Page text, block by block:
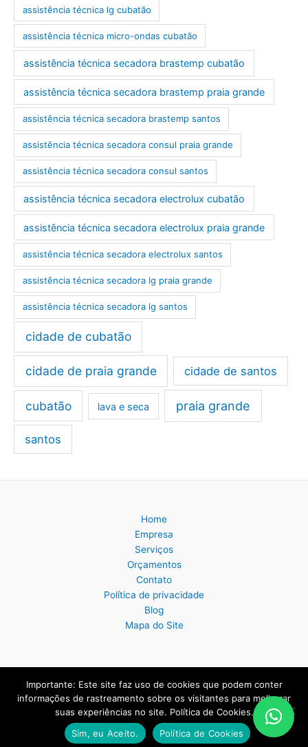
assistência técnica lg cubatão
assistência técnica micro-ondas cubatão
assistência técnica secadora brastemp cubatão
assistência técnica secadora brastemp praia grande
assistência técnica secadora brastemp santos
assistência técnica secadora consul praia grande
assistência técnica secadora consul santos
assistência técnica secadora electrolux cubatão
assistência técnica secadora electrolux praia grande
assistência técnica secadora electrolux santos
assistência técnica secadora lg praia grande
assistência técnica secadora lg santos
cidade de cubatão
cidade de praia grande cidade de santos
cubatão lava e seca praia grande
santos
Home
Empresa
Serviços
Orçamentos
Contato
Política de privacidade
Blog
Mapa do Site
Copyright © 2026 Nildo Manutenção Eletrodomésticos | Criado por:
MK Produtos Digitais.
Importante: Este site faz uso de cookies que podem conter
informações de rastreamento sobre os visitantes para melhorar
suas experiências no site. Política de Cookies.
Sim, eu Aceito.
Política de Cookies